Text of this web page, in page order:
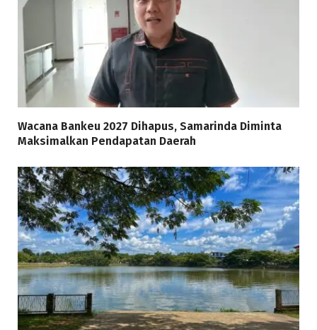
Wacana Bankeu 2027 Dihapus, Samarinda Diminta
Maksimalkan Pendapatan Daerah